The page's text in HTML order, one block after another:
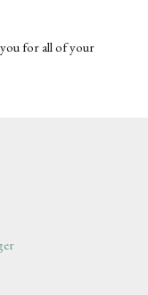
for all of your